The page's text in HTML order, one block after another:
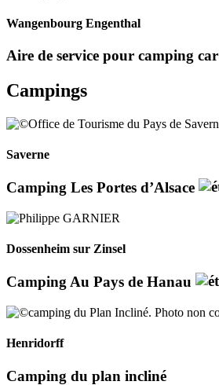
Wangenbourg Engenthal
Aire de service pour camping car
Campings
Saverne
Camping Les Portes d’Alsace
Dossenheim sur Zinsel
Camping Au Pays de Hanau
Henridorff
Camping du plan incliné